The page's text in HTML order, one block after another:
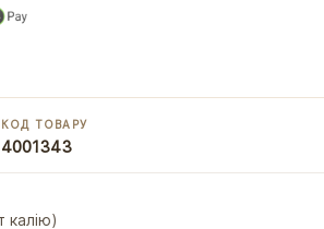
КОД ТОВАРУ
4001343
калію)